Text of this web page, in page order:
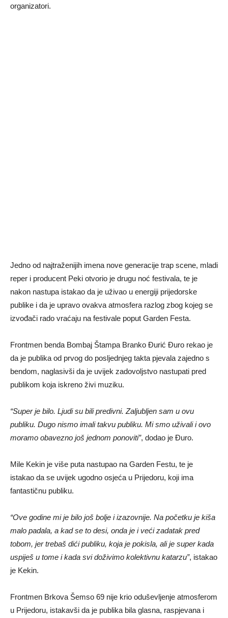
organizatori.
Jedno od najtraženijih imena nove generacije trap scene, mladi
reper i producent Peki otvorio je drugu noć festivala, te je
nakon nastupa istakao da je uživao u energiji prijedorske
publike i da je upravo ovakva atmosfera razlog zbog kojeg se
izvođači rado vraćaju na festivale poput Garden Festa.
Frontmen benda Bombaj Štampa Branko Đurić Đuro rekao je
da je publika od prvog do posljednjeg takta pjevala zajedno s
bendom, naglasivši da je uvijek zadovoljstvo nastupati pred
publikom koja iskreno živi muziku.
“Super je bilo. Ljudi su bili predivni. Zaljubljen sam u ovu
publiku. Dugo nismo imali takvu publiku. Mi smo uživali i ovo
moramo obavezno još jednom ponoviti”, dodao je Đuro.
Mile Kekin je više puta nastupao na Garden Festu, te je
istakao da se uvijek ugodno osjeća u Prijedoru, koji ima
fantastičnu publiku.
“Ove godine mi je bilo još bolje i izazovnije. Na početku je kiša
malo padala, a kad se to desi, onda je i veći zadatak pred
tobom, jer trebaš dići publiku, koja je pokisla, ali je super kada
uspiješ u tome i kada svi doživimo kolektivnu katarzu”, istakao
je Kekin.
Frontmen Brkova Šemso 69 nije krio oduševljenje atmosferom
u Prijedoru, istakavši da je publika bila glasna, raspjevana i